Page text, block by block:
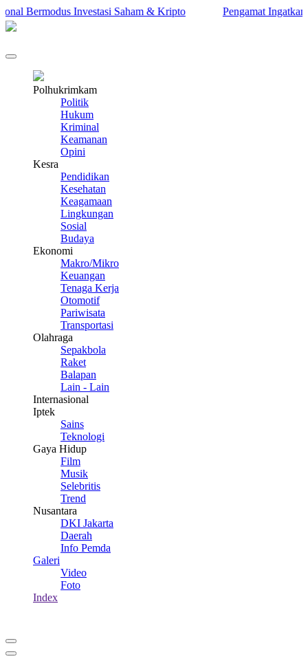
Investasi Saham & Kripto Pengamat Ingatkan
Polhukrimkam
Politik
Hukum
Kriminal
Keamanan
Opini
Kesra
Pendidikan
Kesehatan
Keagamaan
Lingkungan
Sosial
Budaya
Ekonomi
Makro/Mikro
Keuangan
Tenaga Kerja
Otomotif
Pariwisata
Transportasi
Olahraga
Sepakbola
Raket
Balapan
Lain - Lain
Internasional
Iptek
Sains
Teknologi
Gaya Hidup
Film
Musik
Selebritis
Trend
Nusantara
DKI Jakarta
Daerah
Info Pemda
Galeri
Video
Foto
Index